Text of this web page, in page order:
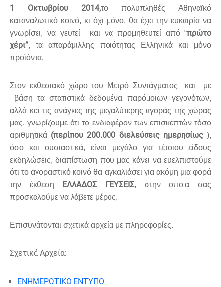
1 Οκτωβρίου 2014,το πολυπληθές Αθηναϊκό
καταναλωτικό κοινό, κι όχι μόνο, θα έχει την ευκαιρία να
γνωρίσει, να γευτεί και να προμηθευτεί από “πρώτο
χέρι”, τα απαράμιλλης ποιότητας Ελληνικά και μόνο
προϊόντα.
Στον εκθεσιακό χώρο του Μετρό Συντάγματος και με
βάση τα στατιστικά δεδομένα παρόμοιων γεγονότων,
αλλά και τις ανάγκες της μεγαλύτερης αγοράς της χώρας
μας, γνωρίζουμε ότι το ενδιαφέρον των επισκεπτών τόσο
αριθμητικά (περίπου 200.000 διελεύσεις ημερησίως),
όσο και ουσιαστικά, είναι μεγάλο για τέτοιου είδους
εκδηλώσεις, διαπίστωση που μας κάνει να ευελπιστούμε
ότι το αγοραστικό κοινό θα αγκαλιάσει για ακόμη μια φορά
την έκθεση ΕΛΛΑΔΟΣ ΓΕΥΣΕΙΣ, στην οποία σας
προσκαλούμε να λάβετε μέρος.
Επισυνάτονται σχετικά αρχεία με πληροφορίες.
Σχετικά Αρχεία:
ΕΝΗΜΕΡΩΤΙΚΟ ΕΝΤΥΠΟ